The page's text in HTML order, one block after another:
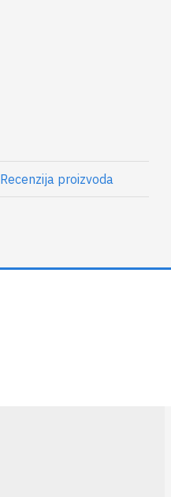
Recenzija proizvoda